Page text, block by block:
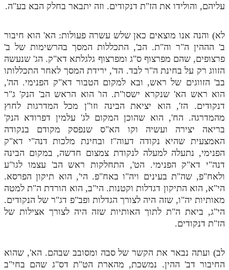
תע"ס חלק ב' עיון
תע"ס חלק ג' עיון
תלמוד עשר הספירות חלק ד
תלמוד עשר הספירות חלק ו
תלמוד עשר הספירות חלק ז
תלמוד עשר הספירות חלק ח
תלמוד עשר הספירות חלק ט
תלמוד עשר הספירות חלק י
תלמוד עשר הספירות חלק יא
תלמוד עשר הספירות חלק יב
תלמוד עשר הספירות חלק יד
עליהם, והולידו את הז"ת דנקודים. וזה יתבאר בחלק הבא בע"ה.
לא) והנה אנו מוצאים כאן שלש עשרה פעולות: הא' הוא חיבור
ב' הההין ה"ר וה"ת. הב', התכללות המסך בהרשימות של ב'
פרצופים, שהם מפרצוף ס"ג ומפרצוף גלגלתא דא"ק. הג' שנעשה
הזווג רק על בחינת ה"ר לבד. הד', ירידת המסך לאחר התכללותו
בב' הזווגים של ראש, ובא למקום הטבור דא"ק הפנימי. הה',
הוא ראש הא' שנקרא ישסו"ת. הו' הוא הראש הב' הנק' ג"ר
דנקודים. הז', הוא יציאת הבינה וזו"ן מכל המדרגות לחוץ
מהמדרגה. הח', הוא שהוכן המקום לג' עלמין דפרודא הנק'
בריאה יצירה ועשיה וקו הא"ס שנפסק מקודם בנקודה
האמצעית שהיא נקודה דעוה"ז ובחינת מלכות דנה"י דא"ק
הפנימי, נתעלה למעלה לנקודת צמצום חדשה, במקום הבינה
דנה"י דא"ק הפנימי. הט', התחלקות ראש הב' עצמו לגו"ע
ולאח"פ, שה"ת בעינים ויה"ו באח"פ. הי', הוא תיקון הפרסא.
הי"א, הוא התיקון דגדלות וקטנות. הי"ב, הוא הורדת ה"ת למטה
מאותיות יה"ו, שזה היה לצורך הגדלות ופב"פ דג"ר של הנקודים.
הי"ג, ביאת ה"ת לתוך האותיות שזה היה לצורך אצילות של
הז"ת דנקודים.
לב) ועתה נבאר את הקשר של סבה ומסובב שבהם. הא', שהוא
החיבור דב' ההין. נמשכת, מהארת הט"ת דס"ג שהם בחי"ב